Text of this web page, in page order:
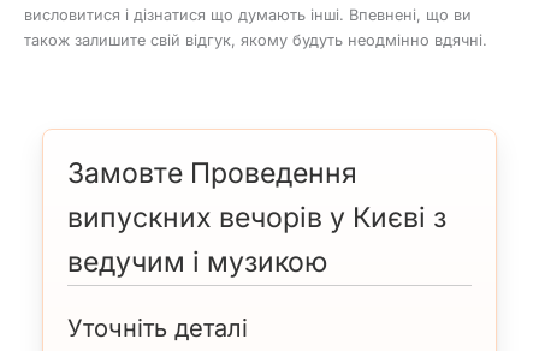
висловитися і дізнатися що думають інші. Впевнені, що ви
також залишите свій відгук, якому будуть неодмінно вдячні.
Замовте Проведення
випускних вечорів у Києві з
ведучим і музикою
Уточніть деталі